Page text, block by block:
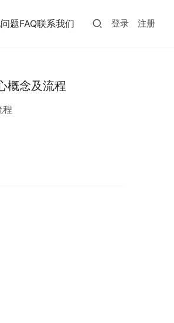
题FAQ联系我们 登录 注册
概念及流程
程